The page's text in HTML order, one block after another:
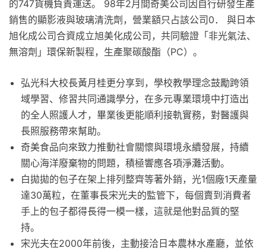
的747貨機負責運送。 98年2月間奇美公司因自行研發生產
銷售的顯影液與玻璃清洗劑，營業額只占該公司0． 與日本
旭化成公司合資成立旭美化成公司，共同驗證「非光氣法、
無溶劑」環保新製程，生產聚碳酸酯（PC）。
弘光科大校長黃月桂更分享到，學校教學理念鼓勵跨領
域學習、修習共同通識學分，在多元專業環境中打造出
的全人照護人才，畢業後更能順利接軌實務，對醫護與
長照服務帶來幫助。
奇美食品向來致力推動社會關懷與環境永續發展，持續
關心海洋廢棄物的問題，積極響應各項淨灘活動。
白拋拋的包子在架上排列整齊等著外銷，光1個廠1天產量
達30萬粒，在董事長宋光夫的監管下，每個賣到消費者
手上的包子都得長得一模一樣，這就是他對品質的堅
持。
宋光夫在2000年前後，主動接洽日本農林水產廳，並依